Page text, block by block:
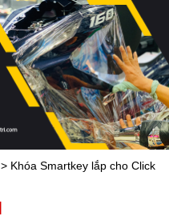
> Khóa Smartkey lắp cho Click